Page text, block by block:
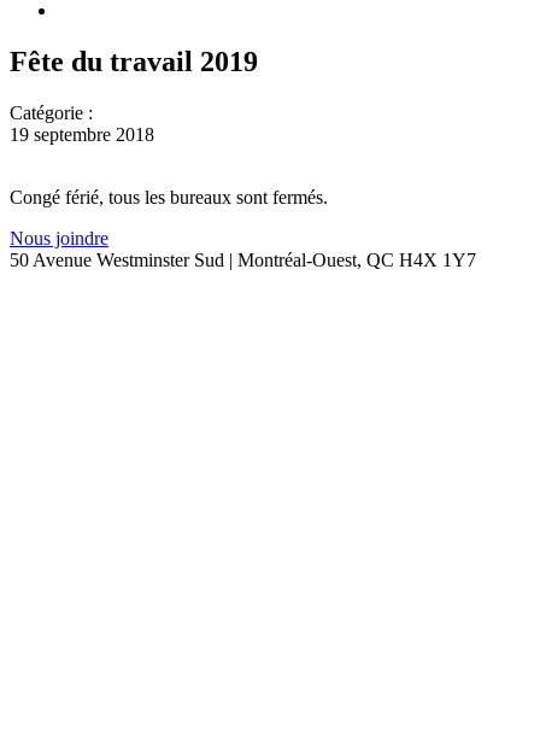
Fête du travail 2019
Catégorie :
19 septembre 2018
Congé férié, tous les bureaux sont fermés.
Nous joindre
50 Avenue Westminster Sud | Montréal-Ouest, QC H4X 1Y7